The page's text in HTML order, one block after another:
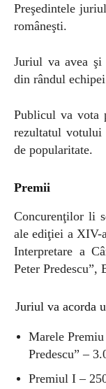
Preşedintele
româneşti.
Juriul va avea şi
din rândul
Publicul va vota
rezultatul votului
de popularitate.
Premii
Concurenţilor li
ale ediţiei a XIV-
Interpretare a
Peter Predescu”,
Juriul va acorda
Marele
Predescu” –
Premiul I –